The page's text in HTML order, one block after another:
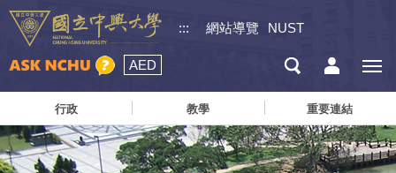
::: 網站導覽 NUST
AED
行政 教學 重要連結